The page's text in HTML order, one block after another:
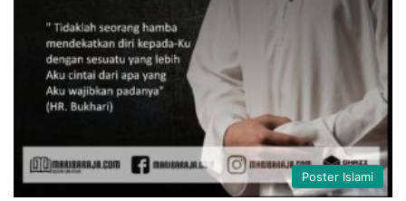
Poster Islami